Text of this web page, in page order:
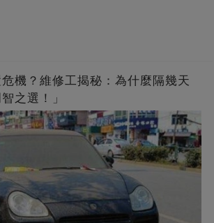
危機？維修工揭秘：為什麼隔幾天
之選！」